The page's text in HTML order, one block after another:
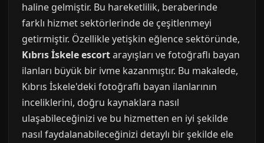
haline gelmiştir. Bu hareketlilik, beraberinde
farklı hizmet sektörlerinde de çeşitlenmeyi
getirmiştir. Özellikle yetişkin eğlence sektöründe,
Kıbrıs İskele escortarayışları ve fotoğraflı bayan
ilanları büyük bir ivme kazanmıştır. Bu makalede,
Kıbrıs İskele'deki fotoğraflı bayan ilanlarının
inceliklerini, doğru kaynaklara nasıl
ulaşabileceğinizi ve bu hizmetten en iyi şekilde
nasıl faydalanabileceğinizi detaylı bir şekilde ele